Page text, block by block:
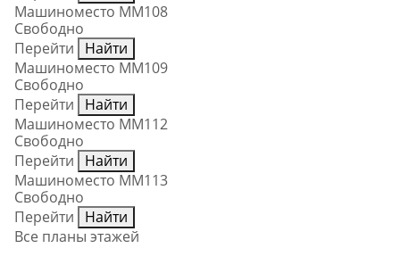
Машиноместо ММ108
Свободно
Перейти
Найти
Машиноместо ММ109
Свободно
Перейти
Найти
Машиноместо ММ112
Свободно
Перейти
Найти
Машиноместо ММ113
Свободно
Перейти
Найти
Все планы этажей